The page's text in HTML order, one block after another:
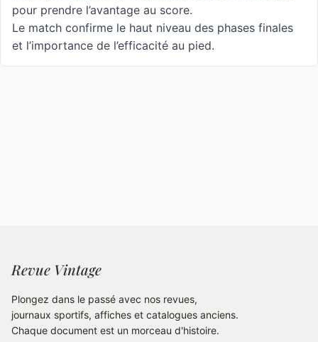
pour prendre l’avantage au score.
Le match confirme le haut niveau des phases finales
et l’importance de l’efficacité au pied.
Revue Vintage
Plongez dans le passé avec nos revues,
journaux sportifs, affiches et catalogues anciens.
Chaque document est un morceau d'histoire.